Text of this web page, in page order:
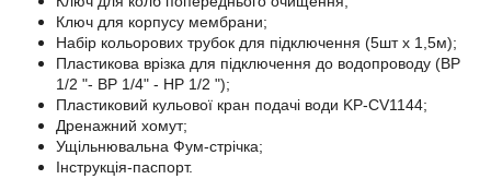
Ключ для корпусу мембрани;
Набір кольорових трубок для підключення (5шт х 1,5м);
Пластикова врізка для підключення до водопроводу (ВР
1/2 "- ВР 1/4" - НР 1/2 ");
Пластиковий кульової кран подачі води KP-CV1144;
Дренажний хомут;
Ущільнювальна Фум-стрічка;
Інструкція-паспорт.